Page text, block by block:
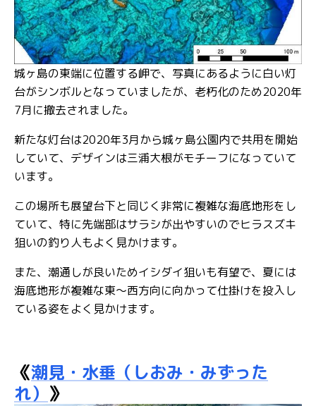
城ヶ島の東端に位置する岬で、写真にあるように白い灯
台がシンボルとなっていましたが、老朽化のため2020年
7月に撤去されました。
新たな灯台は2020年3月から城ヶ島公園内で共用を開始
していて、デザインは三浦大根がモチーフになっていて
います。
この場所も展望台下と同じく非常に複雑な海底地形をし
ていて、特に先端部はサラシが出やすいのでヒラスズキ
狙いの釣り人もよく見かけます。
また、潮通しが良いためイシダイ狙いも有望で、夏には
海底地形が複雑な東～西方向に向かって仕掛けを投入し
ている姿をよく見かけます。
《潮見・水垂（しおみ・みずった
れ） 》